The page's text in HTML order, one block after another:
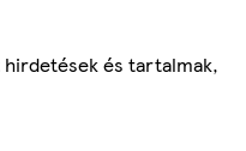
hirdetések és tartalmak,